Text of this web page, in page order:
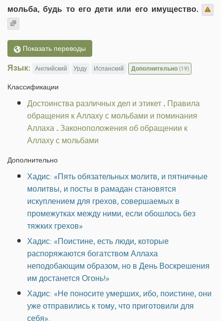
мольба, будь то его дети или его имущество.
Показать переводы
Язык: Английский Урду Испанский Дополнительно(19)
Классификации
Достоинства различных дел и этикет.Правила
обращения к Аллаху с мольбами и поминания
Аллаха.Законоположения об обращении к
Аллаху с мольбами
Дополнительно
Хадис: «Пять обязательных молитв, и пятничные
молитвы, и посты в рамадан становятся
искуплением для грехов, совершаемых в
промежутках между ними, если обошлось без
тяжких грехов»
Хадис: «Поистине, есть люди, которые
распоряжаются богатством Аллаха
неподобающим образом, но в День Воскрешения
им достанется Огонь!»
Хадис: «Не поносите умерших, ибо, поистине, они
уже отправились к тому, что приготовили для
себя».